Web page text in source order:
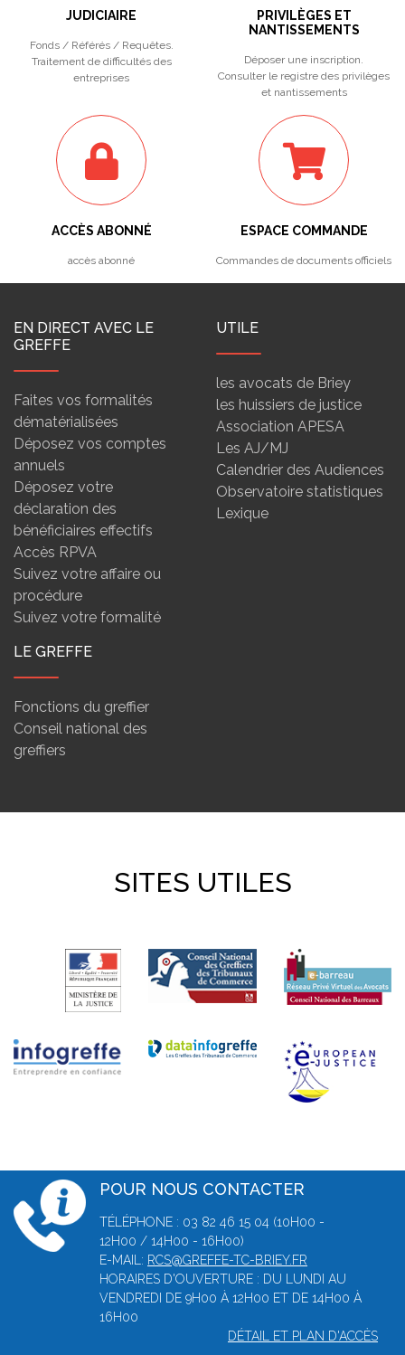
JUDICIAIRE
Fonds / Référés / Requêtes.
Traitement de difficultés des
entreprises
PRIVILÈGES ET
NANTISSEMENTS
Déposer une inscription.
Consulter le registre des privilèges
et nantissements
ACCÈS ABONNÉ
accès abonné
ESPACE COMMANDE
Commandes de documents officiels
EN DIRECT AVEC LE
GREFFE
Faites vos formalités
dématérialisées
Déposez vos comptes
annuels
Déposez votre
déclaration des
bénéficiaires effectifs
Accès RPVA
Suivez votre affaire ou
procédure
Suivez votre formalité
UTILE
les avocats de Briey
les huissiers de justice
Association APESA
Les AJ/MJ
Calendrier des Audiences
Observatoire statistiques
Lexique
LE GREFFE
Fonctions du greffier
Conseil national des
greffiers
SITES UTILES
POUR NOUS CONTACTER
TÉLÉPHONE : 03 82 46 15 04 (10H00 -
12H00 / 14H00 - 16H00)
E-MAIL: RCS@GREFFE-TC-BRIEY.FR
HORAIRES D'OUVERTURE : DU LUNDI AU
VENDREDI DE 9H00 À 12H00 ET DE 14H00 À
16H00
DÉTAIL ET PLAN D'ACCÈS